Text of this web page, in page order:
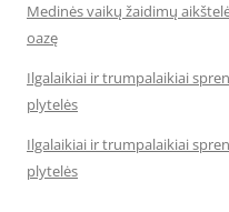
Medinės vaikų žaidimų
oazę
Ilgalaikiai ir trumpalaikiai
plytelės
Ilgalaikiai ir trumpalaikiai
plytelės